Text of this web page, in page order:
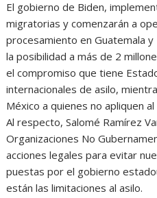
El gobierno de Biden,
migratorias y comenzarán a
procesamiento en Guatemala
la posibilidad a más de 2
el compromiso que tiene
internacionales de asilo,
México a quienes no apliquen
Al respecto, Salomé Ramírez
Organizaciones No
acciones legales para evitar
puestas por el gobierno
están las limitaciones al asilo.